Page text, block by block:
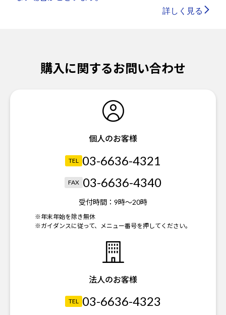
詳しく見る
購入に関するお問い合わせ
個人のお客様
TEL 03-6636-4321
FAX 03-6636-4340
受付時間： 9時～20時
※年末年始を除き無休
※ガイダンスに従って、メニュー番号を押してください。
法人のお客様
TEL 03-6636-4323